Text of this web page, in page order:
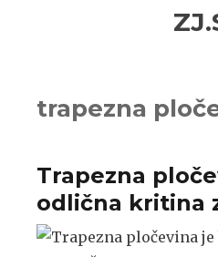
trapezna
Trapezna
odlična kritina